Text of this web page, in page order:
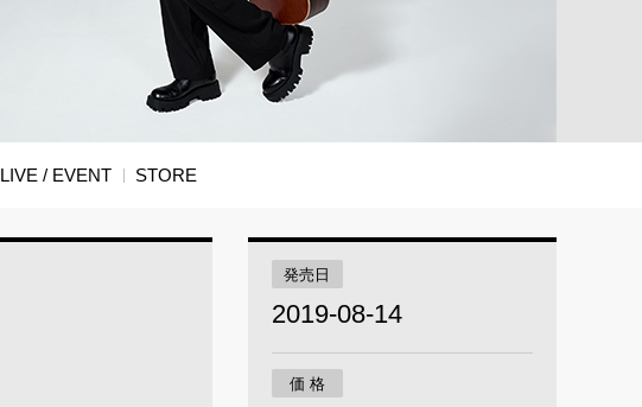
LIVE / EVENT STORE
発売日
2019-08-14
価 格